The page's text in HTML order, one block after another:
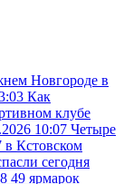
Новгороде в
Как
клубе
10:07 Четыре
в Кстовском
сегодня
49 ярмарок